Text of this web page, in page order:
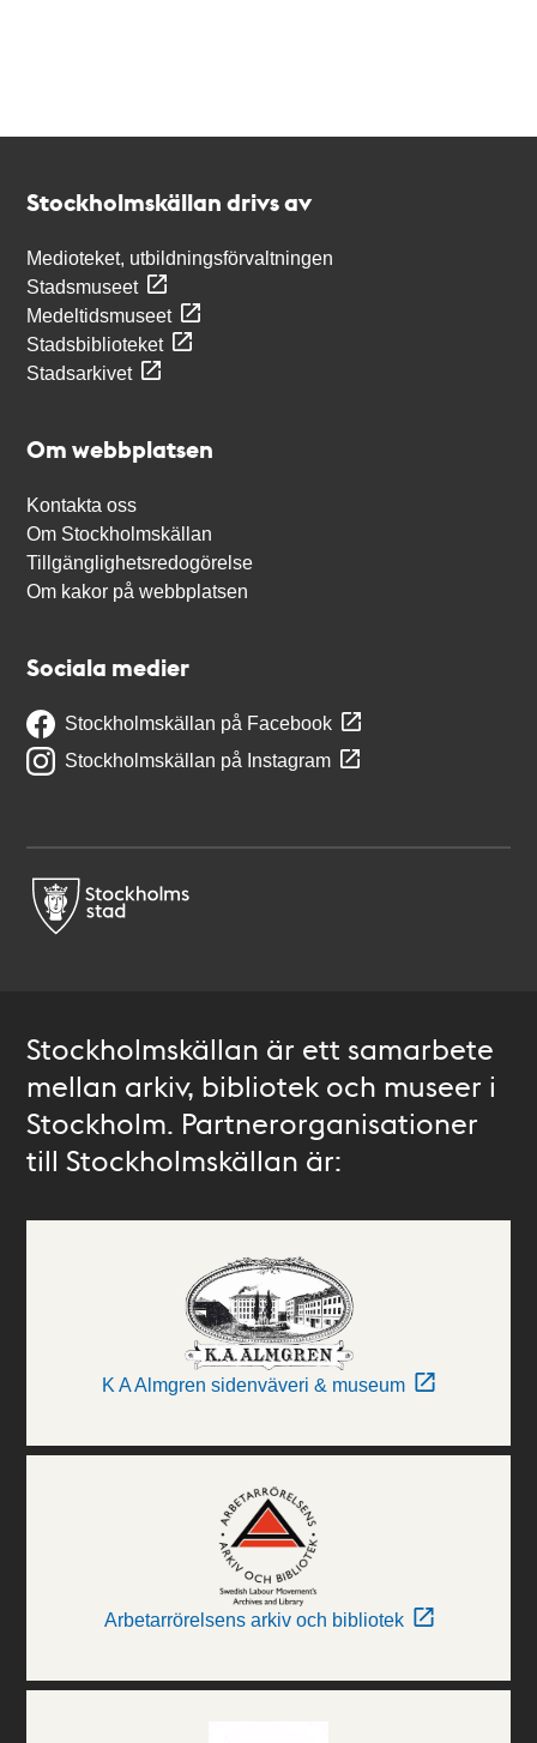
Stockholmskällan drivs av
Medioteket, utbildningsförvaltningen
Stadsmuseet
Medeltidsmuseet
Stadsbiblioteket
Stadsarkivet
Om webbplatsen
Kontakta oss
Om Stockholmskällan
Tillgänglighetsredogörelse
Om kakor på webbplatsen
Sociala medier
Stockholmskällan på Facebook
Stockholmskällan på Instagram
Stockholmskällan är ett samarbete
mellan arkiv, bibliotek och museer i
Stockholm. Partnerorganisationer
till Stockholmskällan är:
K A Almgren sidenväveri & museum
Arbetarrörelsens arkiv och bibliotek